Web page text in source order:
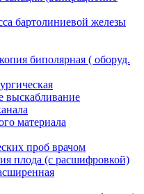
бартолиниевой железы
биполярная ( оборуд.
выскабливание
материала
проб врачом
плода (с расшифровкой)